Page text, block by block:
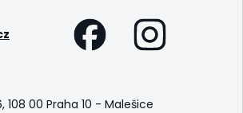
00 Praha 10 - Malešice